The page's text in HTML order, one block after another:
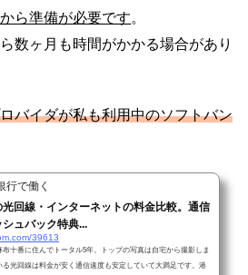
ら準備が必要です。
数ヶ月も時間がかかる場合があり
バイダが私も利用中のソフトバン
行で働く
回線・インターネットの料金比較。通信
ュバック特典...
39613
十番に住んでトータル5年。トップの写真は自宅から撮影しま
る光回線は料金が安く通信速度も安定していて大満足です。港